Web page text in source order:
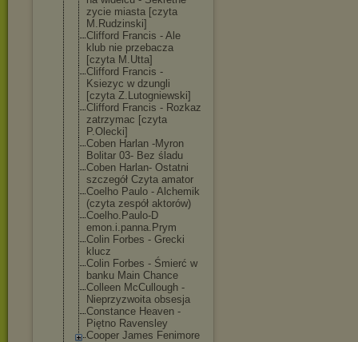
zycie miasta [czyta
M.Rudzinski]
Clifford Francis - Ale
klub nie przebacza
[czyta M.Utta]
Clifford Francis -
Ksiezyc w dzungli
[czyta Z.Lutogniewski]
Clifford Francis - Rozkaz
zatrzymac [czyta
P.Olecki]
Coben Harlan -Myron
Bolitar 03- Bez śladu
Coben Harlan- Ostatni
szczegół Czyta amator
Coelho Paulo - Alchemik
(czyta zespół aktorów)
Coelho.Paulo-D
emon.i.panna.Prym
Colin Forbes - Grecki
klucz
Colin Forbes - Śmierć w
banku Main Chance
Colleen McCullough -
Nieprzyzwoita obsesja
Constance Heaven -
Piętno Ravensley
Cooper James Fenimore